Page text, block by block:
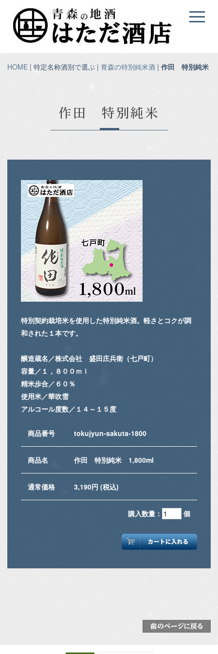
HOME | 特定名称酒別で選ぶ | 青森の特別純米酒 | 作田 特別純米
作田 特別純米
特別契約栽培米を使用した特別純米酒。軽さとコクが調
和された１本です。
醸造蔵名／株式会社 盛田庄兵衛（七戸町）
容量／１，８００ｍｌ
精米歩合／６０％
使用米／華吹雪
アルコール度数／１４～１５度
商品番号 tokujyun-sakuta-1800
商品名 作田 特別純米 1,800ml
通常価格 3,190円 (税込)
購入数量： 個
前のページに戻る